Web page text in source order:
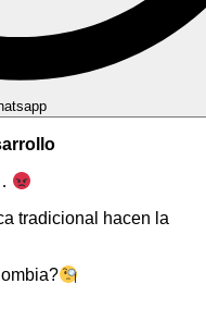
tradicional hacen la